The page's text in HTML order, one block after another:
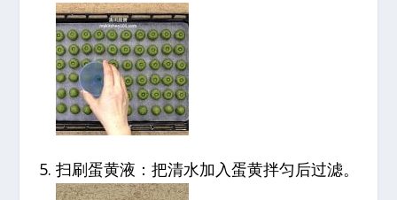
扫刷蛋黄液：把清水加入蛋黄拌匀后过滤。